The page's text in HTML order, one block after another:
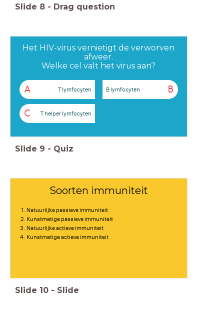
Slide 8 - Drag question
Het HIV-virus vernietigt de verworven
afweer.
Welke cel valt het virus aan?
A T lymfocyten B
B lymfocyten
C T helper lymfocyten
Slide 9 - Quiz
Soorten immuniteit
Natuurlijke passieve immuniteit
Kunstmatige passieve immuniteit
Natuurlijke actieve immuniteit
Kunstmatige actieve immuniteit
Slide 10 - Slide